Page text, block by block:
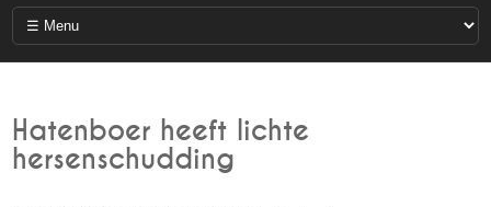
Hatenboer heeft lichte
hersenschudding